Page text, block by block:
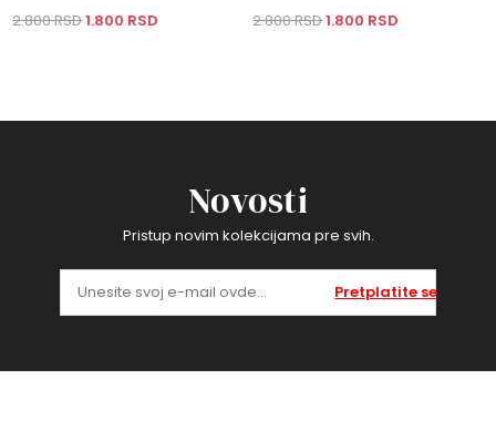
2.800 RSD1.800 RSD
2.800 RSD1.800 RSD
Novosti
Pristup novim kolekcijama pre svih.
Pretplatite se